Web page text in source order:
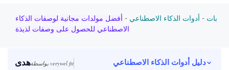
بات - أدوات الذكاء الاصطناعي -
أفضل مولدات مجانية لوصفات الذكاء
الاصطناعي للحصول على وصفات لذيذة
هدى بواسطة verywel fit دليل أدوات الذكاء الاصطناعي